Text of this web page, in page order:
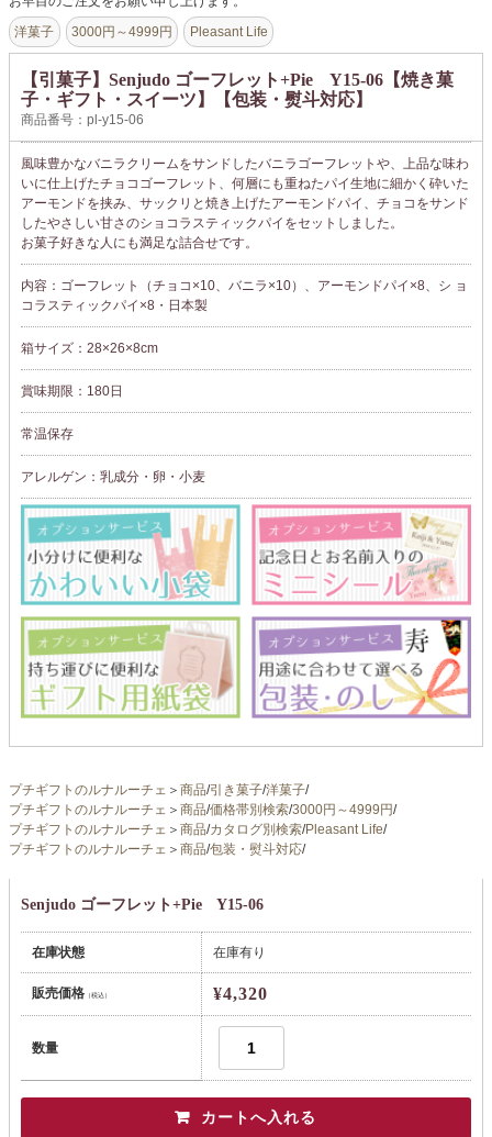
洋菓子 3000円～4999円 Pleasant Life
【引菓子】Senjudo ゴーフレット+Pie Y15-06【焼き菓
子・ギフト・スイーツ】【包装・熨斗対応】
商品番号：pl-y15-06
風味豊かなバニラクリームをサンドしたバニラゴーフレットや、上品な味わ
いに仕上げたチョコゴーフレット、何層にも重ねたパイ生地に細かく砕いた
アーモンドを挟み、サックリと焼き上げたアーモンドパイ、チョコをサンド
したやさしい甘さのショコラスティックパイをセットしました。
お菓子好きな人にも満足な詰合せです。
内容：ゴーフレット（チョコ×10、バニラ×10）、アーモンドパイ×8、シ ョ
コラスティックパイ×8・日本製
箱サイズ：28×26×8cm
賞味期限：180日
常温保存
アレルゲン：乳成分・卵・小麦
プチギフトのルナルーチェ ＞ 商品/引き菓子/洋菓子/
プチギフトのルナルーチェ ＞ 商品/価格帯別検索/3000円～4999円/
プチギフトのルナルーチェ ＞ 商品/カタログ別検索/Pleasant Life/
プチギフトのルナルーチェ ＞ 商品/包装・熨斗対応/
Senjudo ゴーフレット+Pie Y15-06
在庫状態 在庫有り
販売価格（税込） ¥4,320
数量